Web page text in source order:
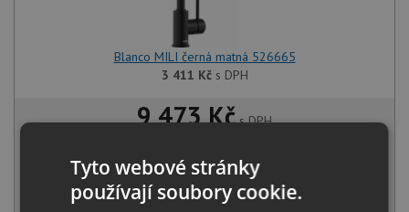
Blanco MILI černá matná 526665
3 411 Kčs DPH
9 473 Kčs DPH
Sleva: 499 Kč
SKLADEM
Tyto webové stránky
používají soubory cookie.